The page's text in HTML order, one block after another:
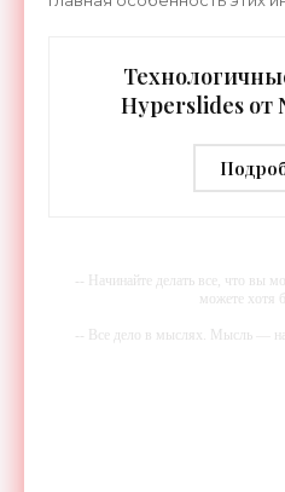
Hyperslides от
тренировки
-- Начинайте делать все, что вы
можете хотя
-- Все дело в мыслях. Мысль —